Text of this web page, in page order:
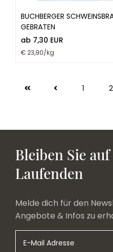
BUCHBERGER
GEBRATEN
ab 7,30 EUR
€ 23,90/kg
1 2
Bleiben Sie
Laufenden
Melde dich für den
Angebote & Infos zu